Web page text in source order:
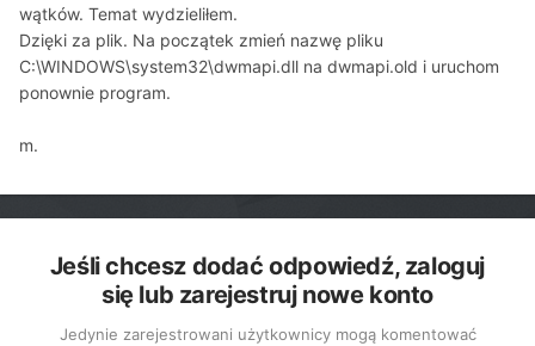
wątków. Temat wydzieliłem.
Dzięki za plik. Na początek zmień nazwę pliku
C:\WINDOWS\system32\dwmapi.dll na dwmapi.old i uruchom
ponownie program.
m.
Jeśli chcesz dodać odpowiedź, zaloguj
się lub zarejestruj nowe konto
Jedynie zarejestrowani użytkownicy mogą komentować